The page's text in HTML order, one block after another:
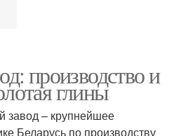
производство и
глины
завод – крупнейшее
Беларусь по производству